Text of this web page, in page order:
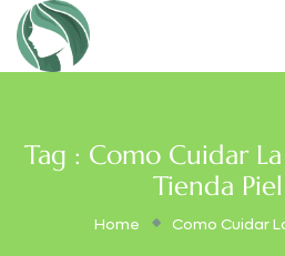
Tag : Como Cuidar
Tienda
Home Como Cuidar